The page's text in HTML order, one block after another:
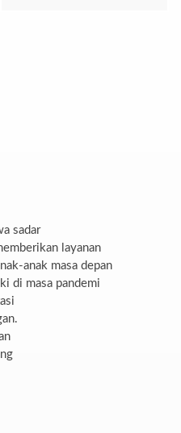
sadar
layanan
anak masa depan
di masa pandemi